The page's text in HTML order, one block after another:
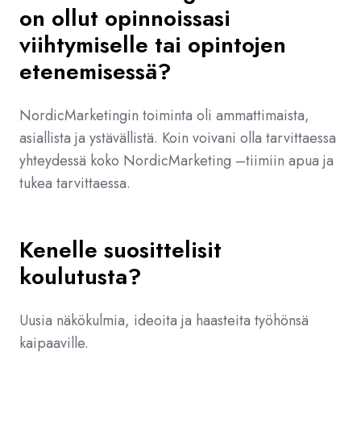
on ollut opinnoissasi
viihtymiselle tai opintojen
etenemisessä?
NordicMarketingin toiminta oli ammattimaista,
asiallista ja ystävällistä. Koin voivani olla tarvittaessa
yhteydessä koko NordicMarketing –tiimiin apua ja
tukea tarvittaessa.
Kenelle suosittelisit
koulutusta?
Uusia näkökulmia, ideoita ja haasteita työhönsä
kaipaaville.